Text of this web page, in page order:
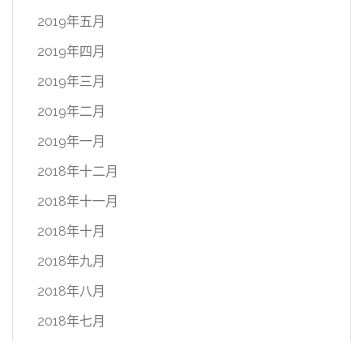
2019年五月
2019年四月
2019年三月
2019年二月
2019年一月
2018年十二月
2018年十一月
2018年十月
2018年九月
2018年八月
2018年七月